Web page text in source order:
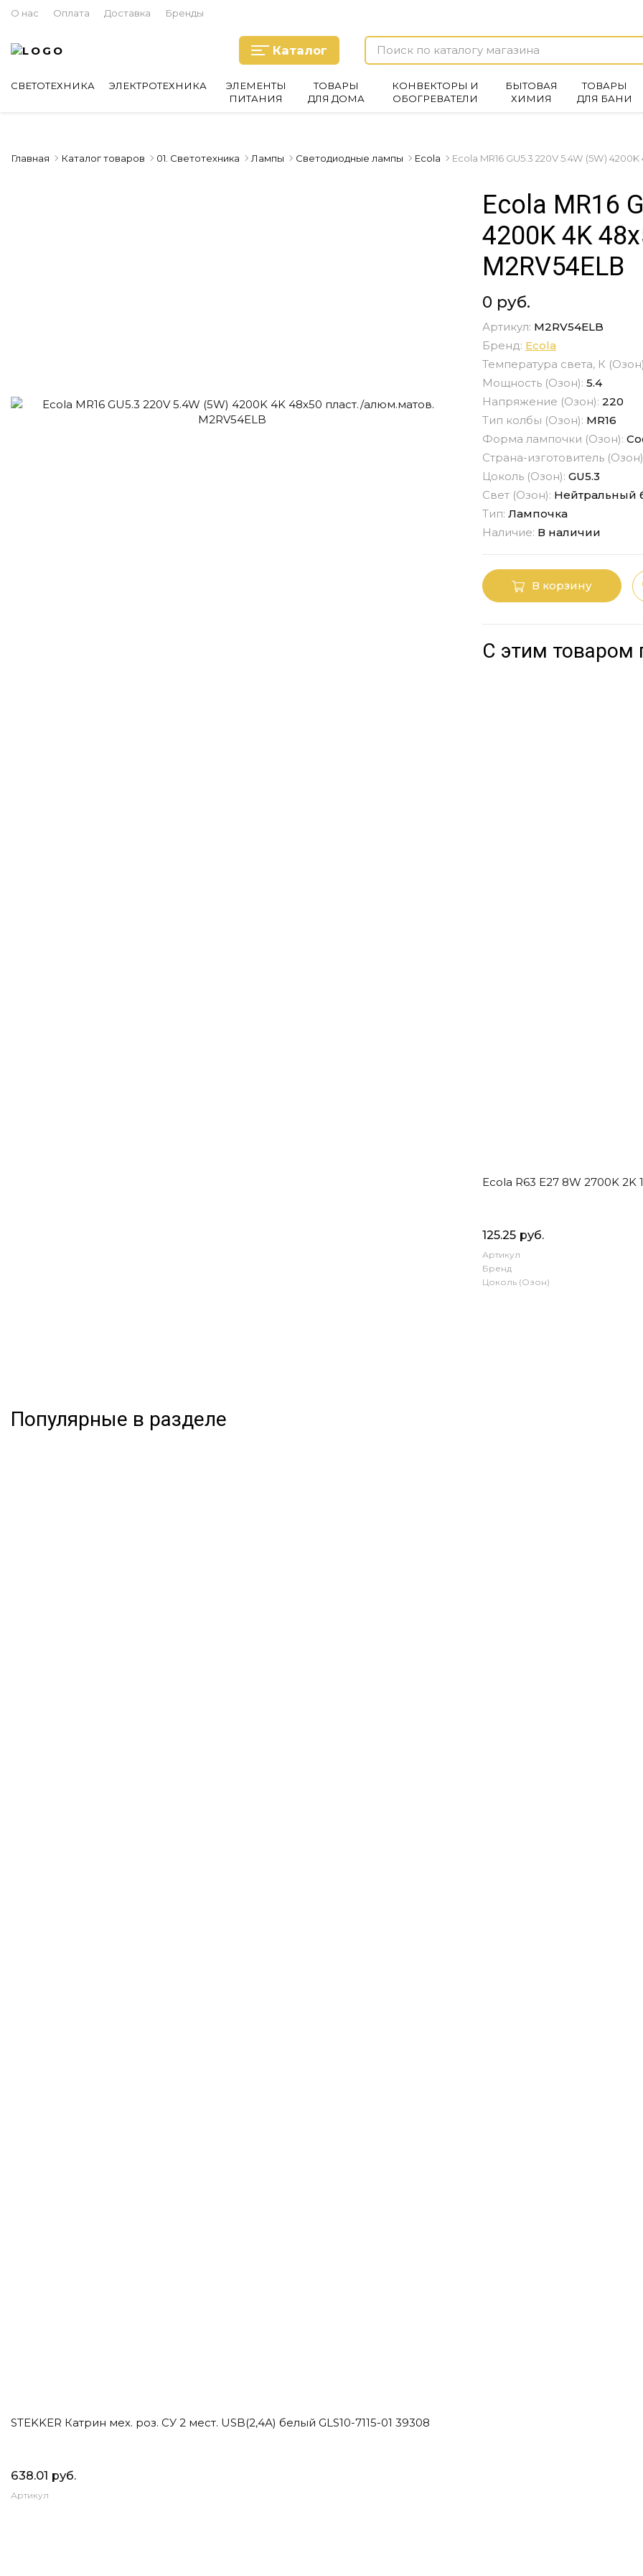
О нас Оплата Доставка Бренды
Каталог
СВЕТОТЕХНИКА ЭЛЕКТРОТЕХНИКА
ЭЛЕМЕНТЫ
ПИТАНИЯ
ТОВАРЫ
ДЛЯ ДОМА
КОНВЕКТОРЫ И
ОБОГРЕВАТЕЛИ
БЫТОВАЯ
ХИМИЯ
ТОВАРЫ
ДЛЯ БАНИ
Главная Каталог товаров 01. Светотехника Лампы Светодиодные лампы Ecola Ecola MR16 GU5.3 220V 5.4W (5W)
Ecola MR16
4200K 4K
M2RV54ELB
0 руб.
Артикул: M2RV54ELB
Бренд: Ecola
Температура света, К
Мощность (Озон): 5.4
Напряжение (Озон): 220
Тип колбы (Озон): MR16
Форма лампочки (Озон):
Страна-изготовитель
Цоколь (Озон): GU5.3
Свет (Озон): Нейтральный
Тип: Лампочка
Наличие: В наличии
В корзину
С этим товаром
Ecola R63 E27 8W 2700K
125.25 руб.
Артикул
Бренд
Цоколь (Озон)
Популярные в разделе
STEKKER Катрин мех. роз. СУ 2 мест. USB(2,4А) белый GLS10-7115-01 39308
638.01 руб.
Артикул